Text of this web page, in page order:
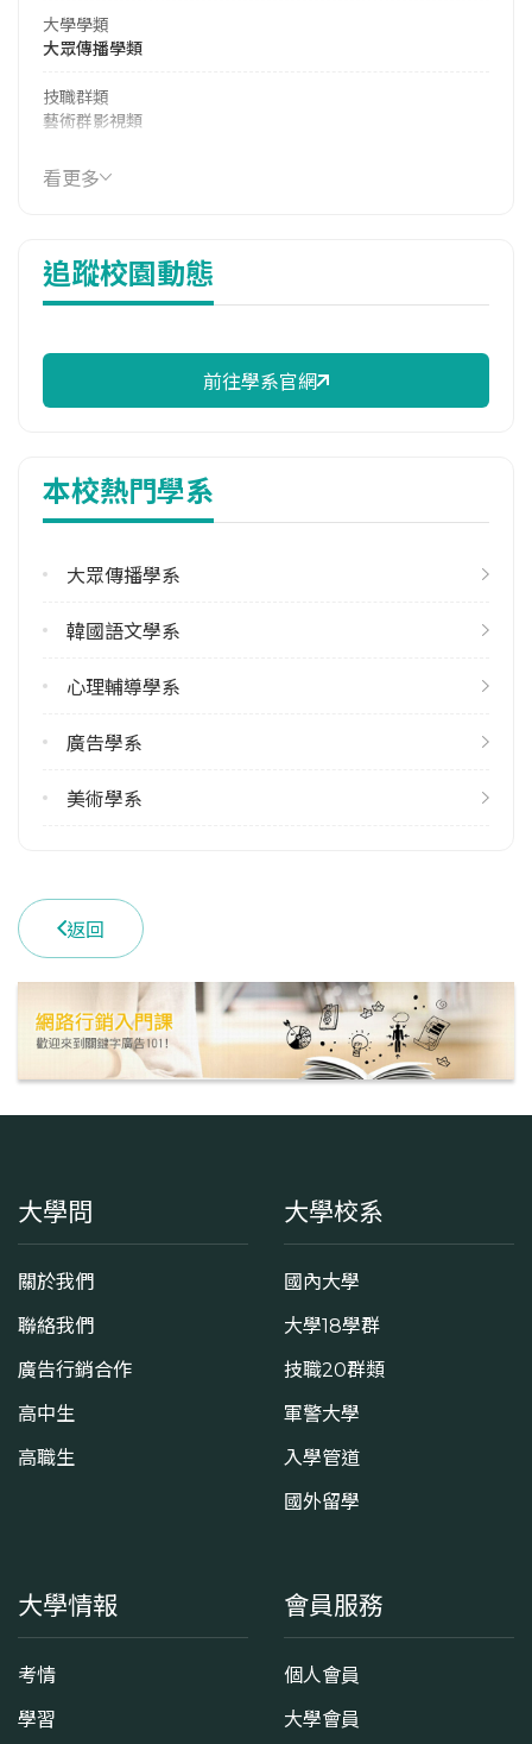
大學學類
大眾傳播學類
技職群類
藝術群影視類
114年學費
39,810 元/學期
13,580 元/學期
114年註冊率
113學年度上學期
113學年度下學期
4
雙主修人數
1
113學年度下學期
(02)28610511 #37601
看更多
追蹤校園動態
前往學系官網
本校熱門學系
大眾傳播學系
韓國語文學系
心理輔導學系
廣告學系
美術學系
返回
大學問
關於我們
聯絡我們
廣告行銷合作
高中生
高職生
大學校系
國內大學
大學18學群
技職20群類
軍警大學
入學管道
國外留學
大學情報
考情
學習
會員服務
個人會員
大學會員